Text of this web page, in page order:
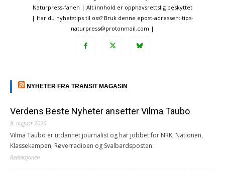
Naturpress-fanen | Alt innhold er opphavsrettslig beskyttet
| Har du nyhetstips til oss? Bruk denne epost-adressen: tips-
naturpress@protonmail.com |
NYHETER FRA TRANSIT MAGASIN
Verdens Beste Nyheter ansetter Vilma Taubo
8. august 2026
Vilma Taubo er utdannet journalist og har jobbet for NRK, Nationen,
Klassekampen, Røverradioen og Svalbardsposten.
Redaksjonen